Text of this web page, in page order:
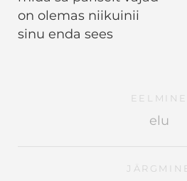
on olemas niikuinii
sinu enda sees
EELMINE
elu